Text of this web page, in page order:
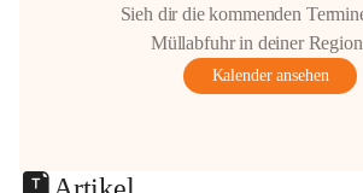
Sieh dir die kommenden
Müllabfuhr in deiner
Kalender ansehen